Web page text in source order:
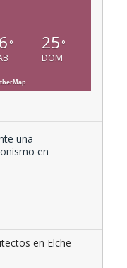
° 25 °
DOM
en Elche